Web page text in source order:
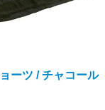
ーツ / チャコール